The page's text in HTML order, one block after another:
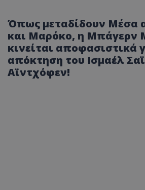
Όπως μεταδίδουν Μέσα
και Μαρόκο, η Μπάγερν
κινείται αποφασιστικά
απόκτηση του Ισμαέλ
Αϊντχόφεν!